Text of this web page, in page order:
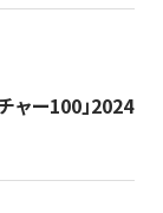
ャー100」2024